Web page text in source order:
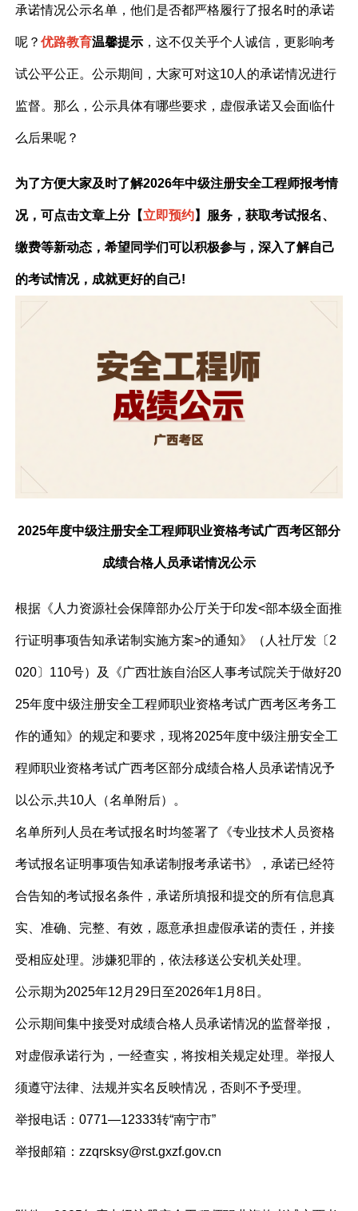
承诺情况公示名单，他们是否都严格履行了报名时的承诺
呢？优路教育温馨提示 ，这不仅关乎个人诚信，更影响考
试公平公正。公示期间，大家可对这10人的承诺情况进行
监督。那么，公示具体有哪些要求，虚假承诺又会面临什
么后果呢？
为了方便大家及时了解2026年中级注册安全工程师报考情
况，可点击文章上分【立即预约】服务，获取考试报名、
缴费等新动态，希望同学们可以积极参与，深入了解自己
的考试情况，成就更好的自己!
2025年度中级注册安全工程师职业资格考试广西考区部分
成绩合格人员承诺情况公示
根据《人力资源社会保障部办公厅关于印发<部本级全面推
行证明事项告知承诺制实施方案>的通知》（人社厅发〔2
020〕110号）及《广西壮族自治区人事考试院关于做好20
25年度中级注册安全工程师职业资格考试广西考区考务工
作的通知》的规定和要求，现将2025年度中级注册安全工
程师职业资格考试广西考区部分成绩合格人员承诺情况予
以公示,共10人（名单附后）。
名单所列人员在考试报名时均签署了《专业技术人员资格
考试报名证明事项告知承诺制报考承诺书》，承诺已经符
合告知的考试报名条件，承诺所填报和提交的所有信息真
实、准确、完整、有效，愿意承担虚假承诺的责任，并接
受相应处理。涉嫌犯罪的，依法移送公安机关处理。
公示期为2025年12 月 29日至2026年1 月8日。
公示期间集中接受对成绩合格人员承诺情况的监督举报，
对虚假承诺行为，一经查实，将按相关规定处理。举报人
须遵守法律、法规并实名反映情况，否则不予受理。
举报电话：0771—12333转“南宁市”
举报邮箱：zzqrsksy@rst.gxzf.gov.cn